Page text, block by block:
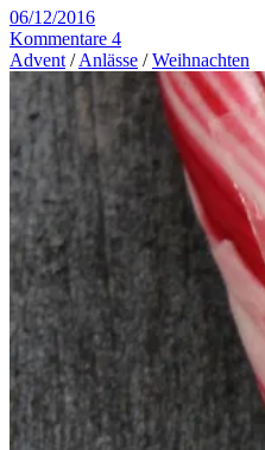
06/12/2016
Kommentare 4
Advent /Anlässe /Weihnachten